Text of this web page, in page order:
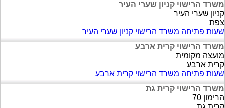
משרד הרישוי קניון שערי העיר
קניון שערי העיר
צפת
שעות פתיחה משרד הרישוי קניון שערי העיר
משרד הרישוי קרית ארבע
מועצה מקומית
קרית ארבע
שעות פתיחה משרד הרישוי קרית ארבע
משרד הרישוי קרית גת
הרימון 70